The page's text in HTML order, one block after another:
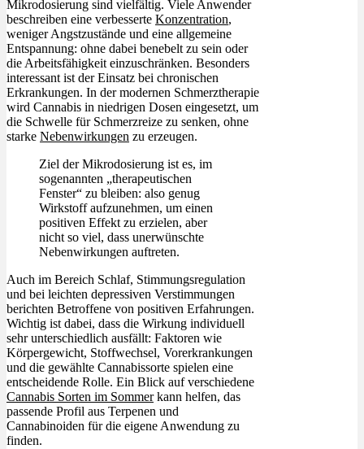
Mikrodosierung sind vielfältig. Viele Anwender
beschreiben eine verbesserte Konzentration,
weniger Angstzustände und eine allgemeine
Entspannung: ohne dabei benebelt zu sein oder
die Arbeitsfähigkeit einzuschränken. Besonders
interessant ist der Einsatz bei chronischen
Erkrankungen. In der modernen Schmerztherapie
wird Cannabis in niedrigen Dosen eingesetzt, um
die Schwelle für Schmerzreize zu senken, ohne
starke Nebenwirkungen zu erzeugen.
Ziel der Mikrodosierung ist es, im
sogenannten „therapeutischen
Fenster“ zu bleiben: also genug
Wirkstoff aufzunehmen, um einen
positiven Effekt zu erzielen, aber
nicht so viel, dass unerwünschte
Nebenwirkungen auftreten.
Auch im Bereich Schlaf, Stimmungsregulation
und bei leichten depressiven Verstimmungen
berichten Betroffene von positiven Erfahrungen.
Wichtig ist dabei, dass die Wirkung individuell
sehr unterschiedlich ausfällt: Faktoren wie
Körpergewicht, Stoffwechsel, Vorerkrankungen
und die gewählte Cannabissorte spielen eine
entscheidende Rolle. Ein Blick auf verschiedene
Cannabis Sorten im Sommerkann helfen, das
passende Profil aus Terpenen und
Cannabinoiden für die eigene Anwendung zu
finden.